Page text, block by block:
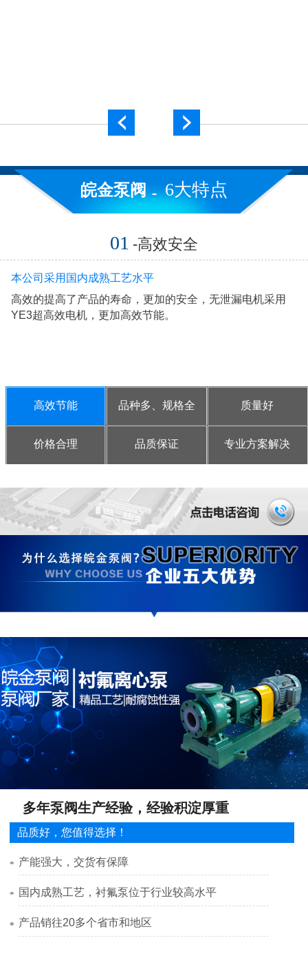
皖金泵阀 6大特点
01 -高效安全
本公司采用国内成熟工艺水平
高效的提高了产品的寿命，更加的安全，无泄漏电机采用
YE3超高效电机，更加高效节能。
高效节能 品种多、规格全 质量好
价格合理 品质保证 专业方案解决
多年泵阀生产经验，经验积淀厚重
品质好，您值得选择！
产能强大，交货有保障
国内成熟工艺，衬氟泵位于行业较高水平
产品销往20多个省市和地区